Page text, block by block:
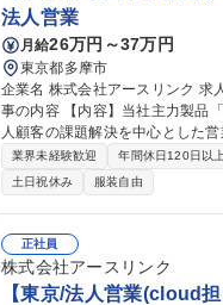
法人営業
月給26万円～37万円
東京都多摩市
企業名 株式会社アースリンク 求人名 【東京/神奈川/法人営業（cloud担当）】残業20時間以下/フルリモート可 仕
事の内容 【内容】当社主力製品
人顧客の課題解決を中心とした営業活
社 3ヶ月の試用期間は社内 での
業界未経験歓迎 年間休日120日以上
土日祝休み
服装自由
正社員
株式会社アースリンク
【東京/法人営業(cloud